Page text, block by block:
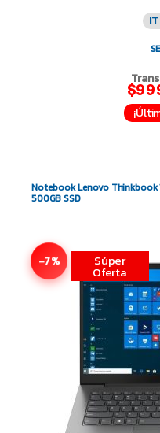
Notebook Lenovo Thinkbook
500GB SSD
-7% Súper
Oferta